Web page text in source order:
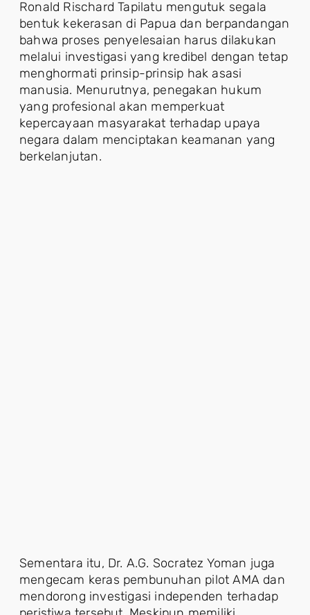
Ronald Rischard Tapilatu mengutuk segala
bentuk kekerasan di Papua dan berpandangan
bahwa proses penyelesaian harus dilakukan
melalui investigasi yang kredibel dengan tetap
menghormati prinsip-prinsip hak asasi
manusia. Menurutnya, penegakan hukum
yang profesional akan memperkuat
kepercayaan masyarakat terhadap upaya
negara dalam menciptakan keamanan yang
berkelanjutan.
Sementara itu, Dr. A.G. Socratez Yoman juga
mengecam keras pembunuhan pilot AMA dan
mendorong investigasi independen terhadap